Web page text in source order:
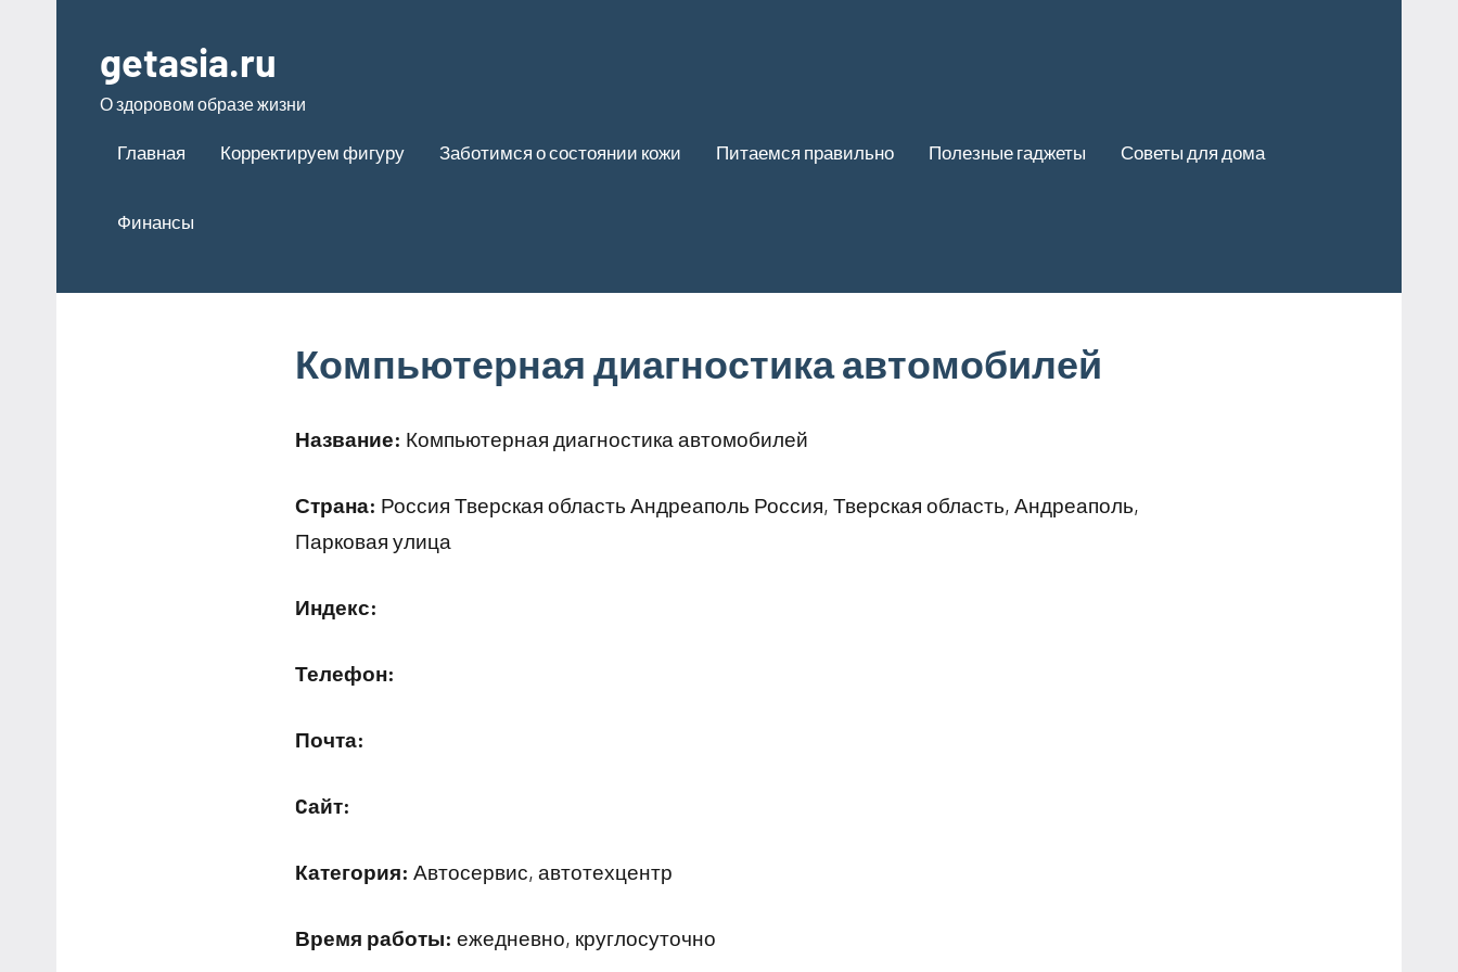
содержимому
getasia.ru
О здоровом образе жизни
Главная Корректируем фигуру Заботимся о состоянии кожи Питаемся правильно Полезные гаджеты Советы для дома
Финансы
Компьютерная диагностика автомобилей
Название: Компьютерная диагностика автомобилей
Страна: Россия Тверская область Андреаполь Россия, Тверская область, Андреаполь,
Парковая улица
Индекс:
Телефон:
Почта:
Cайт:
Категория: Автосервис, автотехцентр
Время работы: ежедневно, круглосуточно